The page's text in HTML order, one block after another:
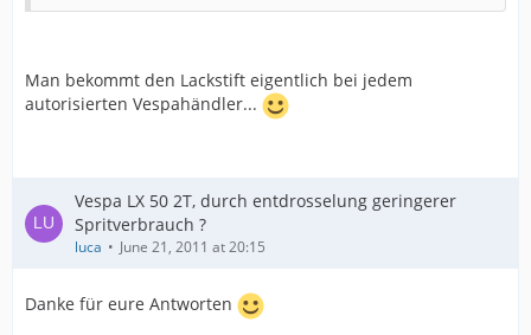
Man bekommt den Lackstift eigentlich bei jedem
autorisierten Vespahändler...
Vespa LX 50 2T, durch entdrosselung geringerer
Spritverbrauch ?
luca June 21, 2011 at 20:15
Danke für eure Antworten